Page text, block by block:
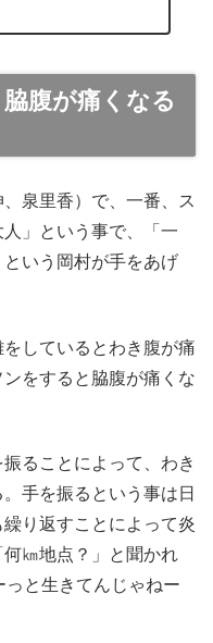
腹が痛くなる
泉里香）で、一番、ス
」という事で、「一
いう岡村が手をあげ
しているとわき腹が痛
をすると脇腹が痛くな
ることによって、わき
手を振るという事は日
り返すことによって炎
㎞地点？」と聞かれ
っと生きてんじゃねー